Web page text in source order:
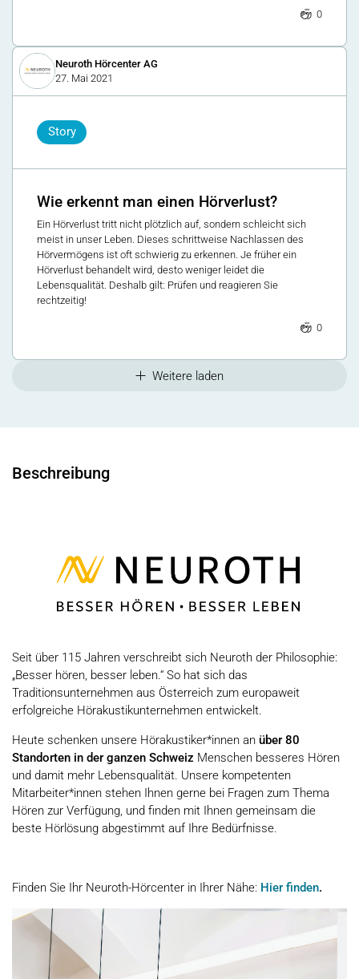
0
Neuroth Hörcenter AG
27. Mai 2021
Story
Wie erkennt man einen Hörverlust?
Ein Hörverlust tritt nicht plötzlich auf, sondern schleicht sich
meist in unser Leben. Dieses schrittweise Nachlassen des
Hörvermögens ist oft schwierig zu erkennen. Je früher ein
Hörverlust behandelt wird, desto weniger leidet die
Lebensqualität. Deshalb gilt: Prüfen und reagieren Sie
rechtzeitig!
0
Weitere laden
Beschreibung
Seit über 115 Jahren verschreibt sich Neuroth der Philosophie:
„Besser hören, besser leben.“ So hat sich das
Traditionsunternehmen aus Österreich zum europaweit
erfolgreiche Hörakustikunternehmen entwickelt.
Heute schenken unsere Hörakustiker*innen an über 80
Standorten in der ganzen Schweiz Menschen besseres Hören
und damit mehr Lebensqualität. Unsere kompetenten
Mitarbeiter*innen stehen Ihnen gerne bei Fragen zum Thema
Hören zur Verfügung, und finden mit Ihnen gemeinsam die
beste Hörlösung abgestimmt auf Ihre Bedürfnisse.
Finden Sie Ihr Neuroth-Hörcenter in Ihrer Nähe: Hier finden.